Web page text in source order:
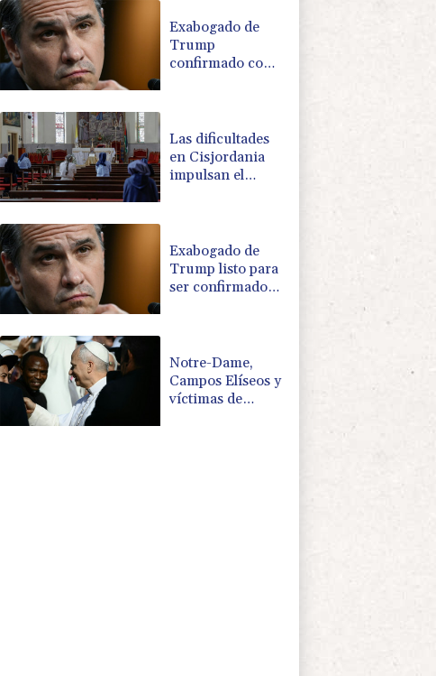
Exabogado de
Trump
confirmado como
Las dificultades
en Cisjordania
impulsan el
Exabogado de
Trump listo para
ser confirmado
Notre-Dame,
Campos Elíseos y
víctimas de